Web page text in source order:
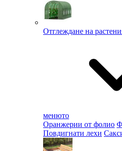
Отглеждане на
менюто
Оранжерии от фолио
Повдигнати лехи